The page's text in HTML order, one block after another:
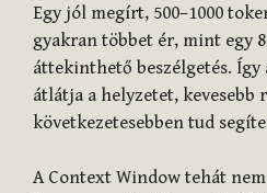
Egy jól megírt, 500–1000
gyakran többet ér, mint egy
áttekinthető beszélgetés. Így
átlátja a helyzetet, kevesebb
következetesebben tud
A Context Window tehát